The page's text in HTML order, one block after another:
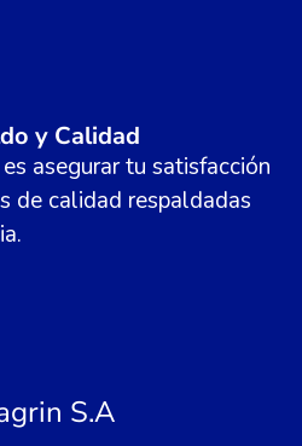
y Calidad
asegurar tu satisfacción
de calidad respaldadas
S.A